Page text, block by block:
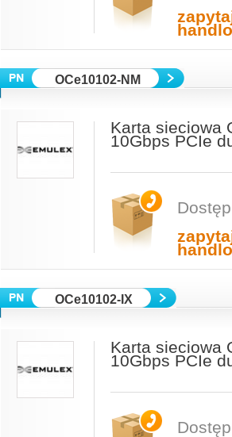
OCe10102-NM
Karta sieciowa
10Gbps PCIe
OCe10102-IX
Karta sieciowa
10Gbps PCIe